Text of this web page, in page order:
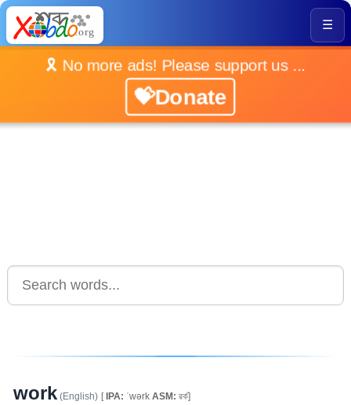
☰
🎗️ No more ads! Please support us ...
💝Donate
work(English) [IPA: ˈwərk ASM: ৱৰ্ক]